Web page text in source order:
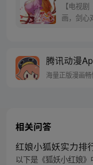
【电视
画，剑心
腾讯动漫
海量正版漫画畅
相关问答
红娘小狐妖实力排
以下是《狐妖小红娘